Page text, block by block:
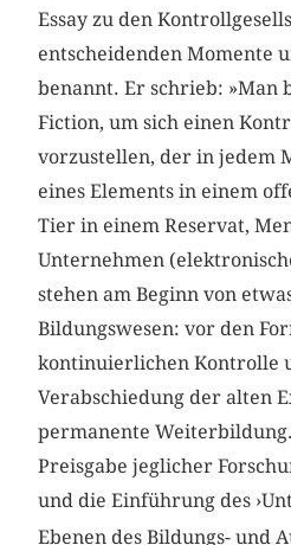
Essay zu den
entscheidenden Momente
benannt. Er schrieb: »Man
Fiction, um sich einen
vorzustellen, der in jedem
eines Elements in einem
Tier in einem Reservat,
Unternehmen
stehen am Beginn von
Bildungswesen: vor den
kontinuierlichen Kontrolle
Verabschiedung der alten
permanente
Preisgabe jeglicher
und die Einführung des
Ebenen des Bildungs- und